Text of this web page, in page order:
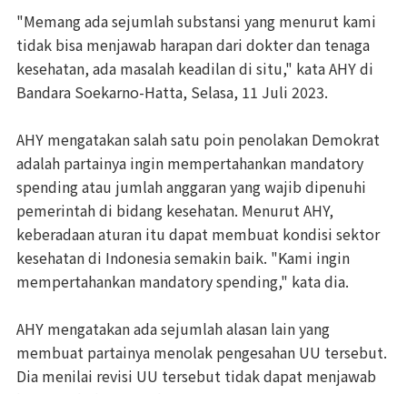
"Memang ada sejumlah substansi yang menurut kami
tidak bisa menjawab harapan dari dokter dan tenaga
kesehatan, ada masalah keadilan di situ," kata AHY di
Bandara Soekarno-Hatta, Selasa, 11 Juli 2023.
AHY mengatakan salah satu poin penolakan Demokrat
adalah partainya ingin mempertahankan mandatory
spending atau jumlah anggaran yang wajib dipenuhi
pemerintah di bidang kesehatan. Menurut AHY,
keberadaan aturan itu dapat membuat kondisi sektor
kesehatan di Indonesia semakin baik. "Kami ingin
mempertahankan mandatory spending," kata dia.
AHY mengatakan ada sejumlah alasan lain yang
membuat partainya menolak pengesahan UU tersebut.
Dia menilai revisi UU tersebut tidak dapat menjawab